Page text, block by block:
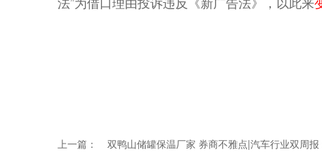
上一篇：
双鸭山储罐保温厂家 券商不雅点|汽车行业双周